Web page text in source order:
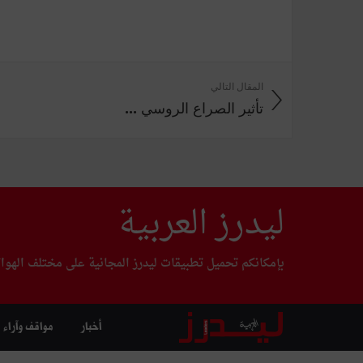
المقال التالي
تأثير الصراع الروسي ...
ليدرز العربية
بإمكانكم تحميل تطبيقات ليدرز المجانية على مختلف
أخبار مواقف وآراء